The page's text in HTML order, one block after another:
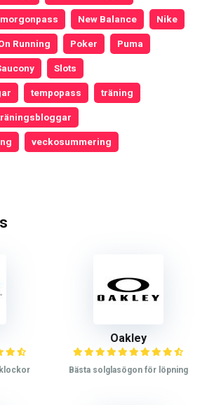
morgonpass New Balance Nike
Running Poker Puma
Slots
tempopass träning
veckosummering
Oakley
Bästa solglasögon för löpning